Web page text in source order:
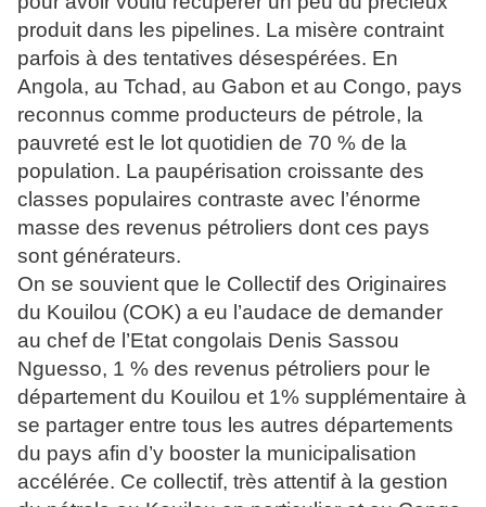
produit dans les pipelines. La misère contraint
parfois à des tentatives désespérées. En
Angola, au Tchad, au Gabon et au Congo, pays
reconnus comme producteurs de pétrole, la
pauvreté est le lot quotidien de 70 % de la
population. La paupérisation croissante des
classes populaires contraste avec l’énorme
masse des revenus pétroliers dont ces pays
sont générateurs.
On se souvient que le Collectif des Originaires
du Kouilou (COK) a eu l’audace de demander
au chef de l’Etat congolais Denis Sassou
Nguesso, 1 % des revenus pétroliers pour le
département du Kouilou et 1% supplémentaire à
se partager entre tous les autres départements
du pays afin d’y booster la municipalisation
accélérée. Ce collectif, très attentif à la gestion